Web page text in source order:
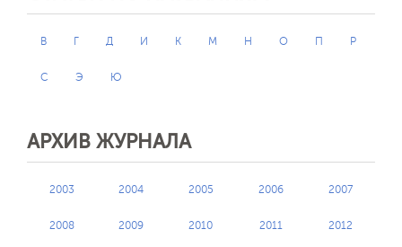
В Г Д И К М Н О П Р
С Э Ю
АРХИВ ЖУРНАЛА
2003 2004 2005 2006 2007
2008 2009 2010 2011 2012